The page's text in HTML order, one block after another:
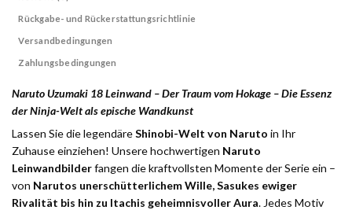
Rückgabe- und Rückerstattungsrichtlinie
Versandbedingungen
Zahlungsbedingungen
Naruto Uzumaki 18 Leinwand – Der Traum vom Hokage – Die Essenz
der Ninja-Welt als epische Wandkunst
Lassen Sie die legendäreShinobi-Welt von Naruto in Ihr
Zuhause einziehen! Unsere hochwertigen Naruto
Leinwandbilderfangen die kraftvollsten Momente der Serie ein –
von Narutos unerschütterlichem Wille, Sasukes ewiger
Rivalität bis hin zu Itachis geheimnisvoller Aura. Jedes Motiv